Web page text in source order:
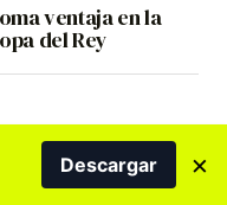
ventaja en la
del Rey
solo con defender
Descargar ×